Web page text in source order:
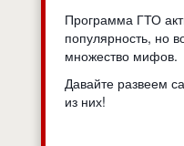
Программа ГТО
популярность, но
множество мифов.
Давайте развеем
из них!